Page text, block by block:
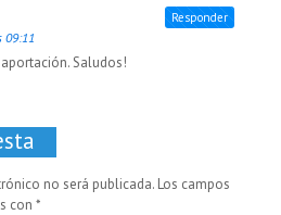
09:11
Saludos!
Responder
no será publicada. Los campos
con *